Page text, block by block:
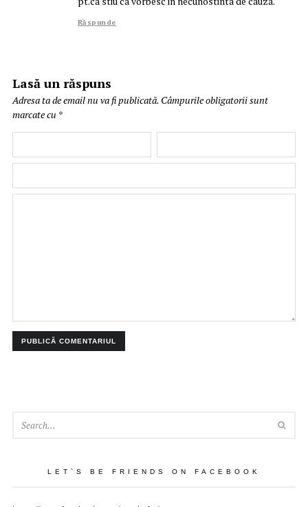
Răspunde
Lasă un răspuns
Adresa ta de email nu va fi publicată. Câmpurile obligatorii sunt
marcate cu *
LET`S BE FRIENDS ON FACEBOOK